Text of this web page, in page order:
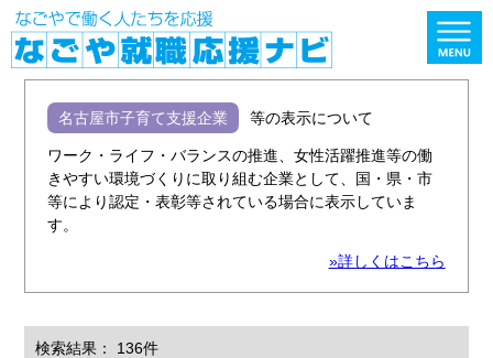
名古屋市子育て支援企業 等の表示について
ワーク・ライフ・バランスの推進、女性活躍推進等の働
きやすい環境づくりに取り組む企業として、国・県・市
等により認定・表彰等されている場合に表示していま
す。
»詳しくはこちら
検索結果： 136件